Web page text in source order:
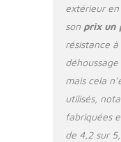
extérieur
son prix un
résistance
mais cela
utilisés,
fabriquées
de 4,2 sur